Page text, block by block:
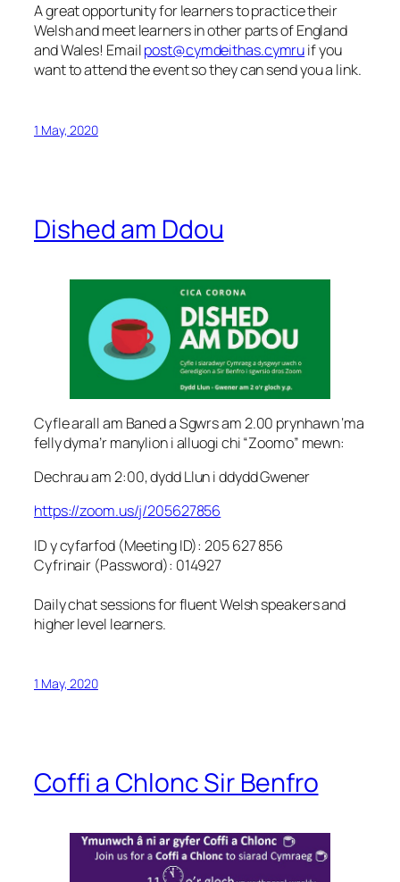
A great opportunity for learners to practice their
Welsh and meet learners in other parts of England
and Wales! Emailpost@cymdeithas.cymruif you
want to attend the event so they can send you a link.
1 May, 2020
Dished am Ddou
Cyfle arall am Baned a Sgwrs am 2.00 prynhawn ‘ma
felly dyma’r manylion i alluogi chi “Zoomo” mewn:
Dechrau am 2:00, dydd Llun i ddydd Gwener
https://zoom.us/j/205627856
ID y cyfarfod (Meeting ID): 205 627 856
Cyfrinair (Password): 014927
Daily chat sessions for fluent Welsh speakers and
higher level learners.
1 May, 2020
Coffi a Chlonc Sir Benfro